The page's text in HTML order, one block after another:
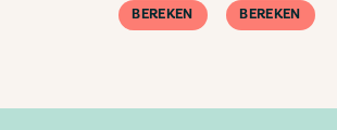
BEREKEN BEREKEN